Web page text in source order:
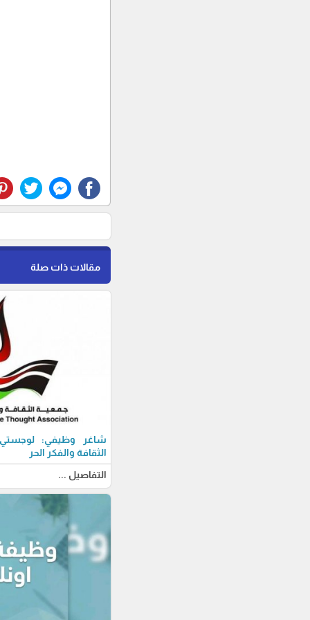
مقالات ذات صلة
شاغر وظيفي:
الثقافة والفكر الحر
التفاصيل ...